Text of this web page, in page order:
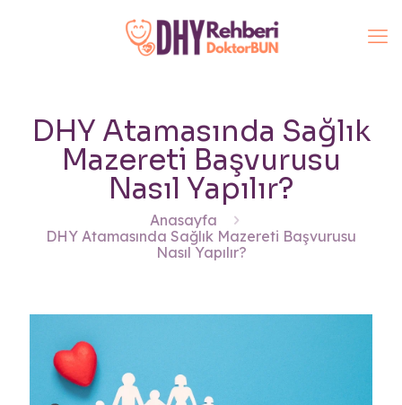
DHY Atamasında Sağlık
Mazereti Başvurusu
Nasıl Yapılır?
Anasayfa
DHY Atamasında Sağlık Mazereti Başvurusu
Nasıl Yapılır?